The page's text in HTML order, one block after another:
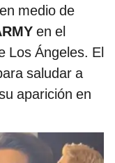
en medio de
en el
Los Ángeles. El
saludar a
aparición en